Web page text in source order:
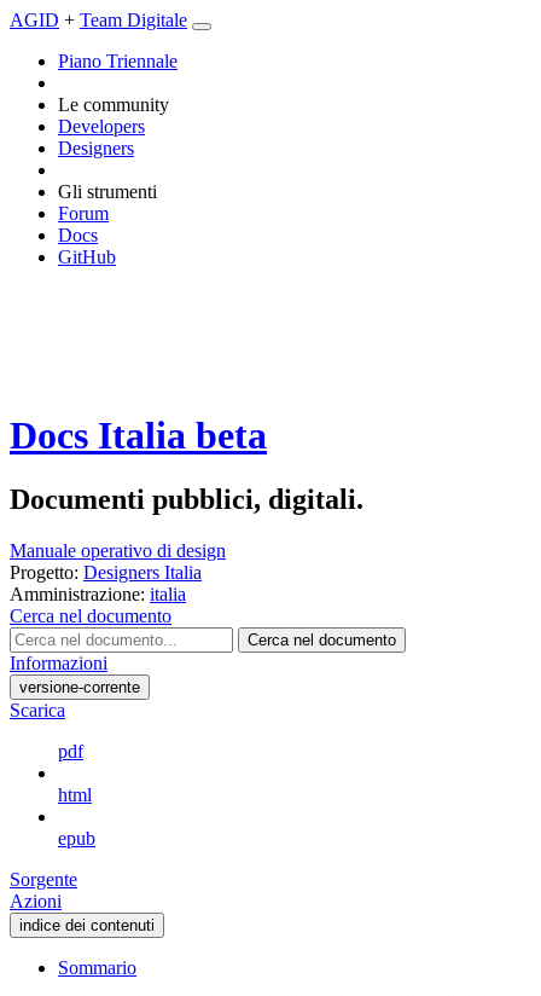
AGID + Team Digitale
Piano Triennale
Le community
Developers
Designers
Gli strumenti
Forum
Docs
GitHub
Docs Italia beta
Documenti pubblici, digitali.
Manuale operativo di design
Progetto: Designers Italia
Amministrazione: italia
Cerca nel documento
Cerca nel documento
Informazioni
versione-corrente
Scarica
pdf
html
epub
Sorgente
Azioni
indice dei contenuti
Sommario